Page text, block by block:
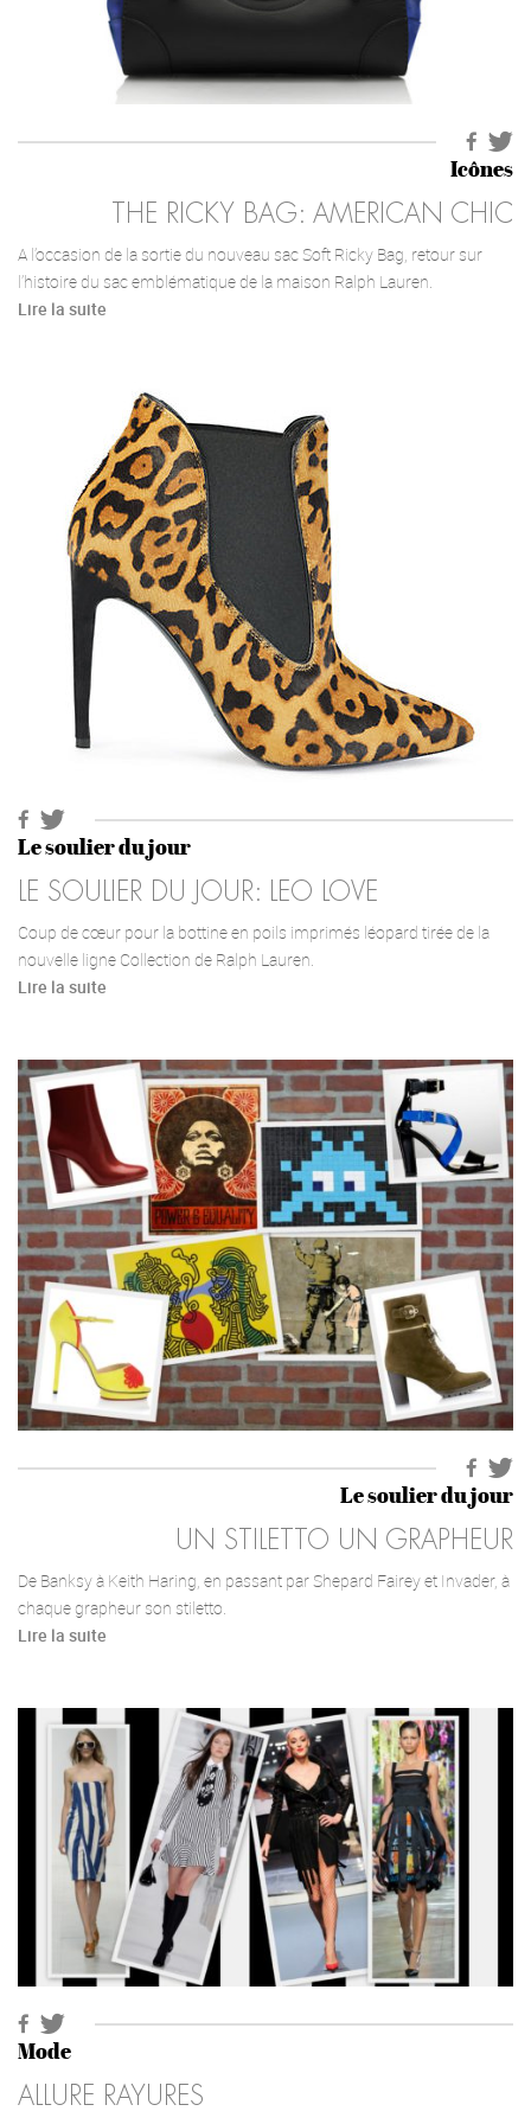
Icônes
THE RICKY BAG: AMERICAN CHIC
A l’occasion de la sortie du nouveau sac Soft Ricky Bag, retour sur
l’histoire du sac emblématique de la maison Ralph Lauren.
Lire la suite
Le soulier du jour
LE SOULIER DU JOUR: LEO LOVE
Coup de cœur pour la bottine en poils imprimés léopard tirée de la
nouvelle ligne Collection de Ralph Lauren.
Lire la suite
Le soulier du jour
UN STILETTO UN GRAPHEUR
De Banksy à Keith Haring, en passant par Shepard Fairey et Invader, à
chaque grapheur son stiletto.
Lire la suite
Mode
ALLURE RAYURES